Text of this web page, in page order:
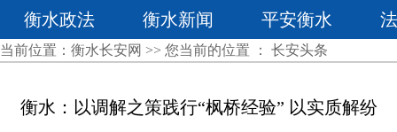
衡水政法 衡水新闻 平安衡水
当前位置： 衡水长安网 >> 您当前的位置 ： 长安头条
衡水：以调解之策践行“枫桥经验” 以实质解纷